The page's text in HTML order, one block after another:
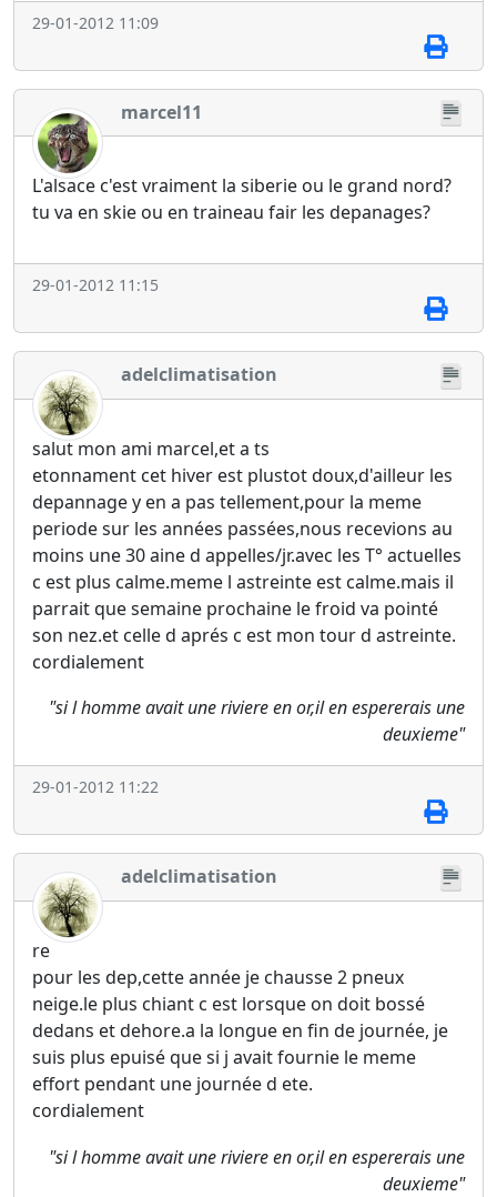
29-01-2012 11:09
marcel11
L'alsace c'est vraiment la siberie ou le grand nord?
tu va en skie ou en traineau fair les depanages?
29-01-2012 11:15
adelclimatisation
salut mon ami marcel,et a ts
etonnament cet hiver est plustot doux,d'ailleur les
depannage y en a pas tellement,pour la meme
periode sur les années passées,nous recevions au
moins une 30 aine d appelles/jr.avec les T° actuelles
c est plus calme.meme l astreinte est calme.mais il
parrait que semaine prochaine le froid va pointé
son nez.et celle d aprés c est mon tour d astreinte.
cordialement
"si l homme avait une riviere en or,il en espererais une
deuxieme"
29-01-2012 11:22
adelclimatisation
re
pour les dep,cette année je chausse 2 pneux
neige.le plus chiant c est lorsque on doit bossé
dedans et dehore.a la longue en fin de journée, je
suis plus epuisé que si j avait fournie le meme
effort pendant une journée d ete.
cordialement
"si l homme avait une riviere en or,il en espererais une
deuxieme"